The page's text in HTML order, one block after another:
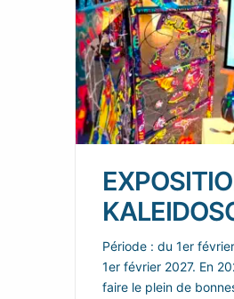
Période : du 1er
1er février 2027. En
faire le plein de